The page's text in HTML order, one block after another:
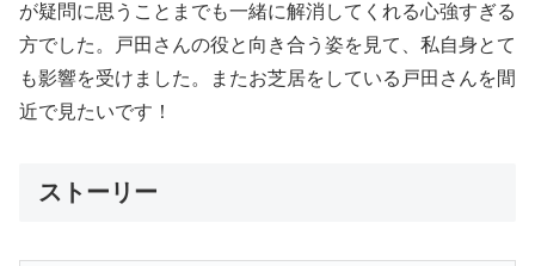
が疑問に思うことまでも一緒に解消してくれる心強すぎる
方でした。戸田さんの役と向き合う姿を見て、私自身とて
も影響を受けました。またお芝居をしている戸田さんを間
近で見たいです！
ストーリー